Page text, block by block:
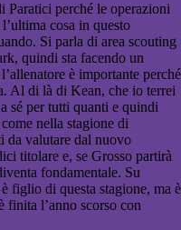
Paratici perché le operazioni
cosa in questo
Si parla di area scouting
quindi sta facendo un
è importante perché
Al di là di Kean, che io terrei
sé per tutti quanti e quindi
nella stagione di
da valutare dal nuovo
titolare e, se Grosso partirà
fondamentale. Su
figlio di questa stagione, ma è
finita l’anno scorso con